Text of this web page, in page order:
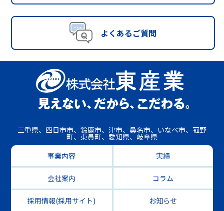
よくあるご質問
三重県、四日市市、鈴鹿市、津市、桑名市、いなべ市、菰野
町、東員町、愛知県、岐阜県
事業内容
実績
会社案内 コラム
採用情報(採用サイト) お知らせ